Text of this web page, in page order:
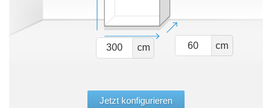
cm cm
Jetzt konfigurieren